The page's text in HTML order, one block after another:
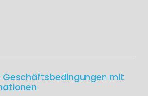
Geschäftsbedingungen mit